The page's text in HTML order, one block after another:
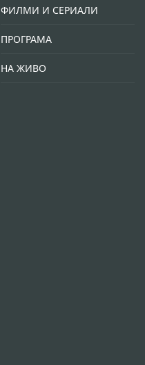
ФИЛМИ И СЕРИАЛИ
ПРОГРАМА
НА ЖИВО